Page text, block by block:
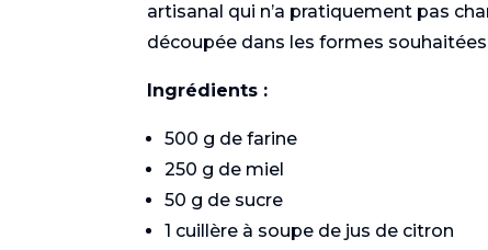
artisanal qui n’a pratiquement pas
découpée dans les formes
Ingrédients :
500 g de farine
250 g de miel
50 g de sucre
1 cuillère à soupe de jus de citron